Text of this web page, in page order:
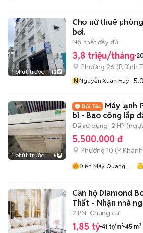
1 phút trước 12
Cho nữ thuê
bơi.
Nội thất đầy đủ
3,8 triệu/tháng
Phường 26 (P. Bình
NNguyễn Xuân Huy 5.0
1 phút trước 5
Máy lạnh
bỉ - Bao công lắp
Đã sử dụng 2 HP
5.500.000 đ
Phường 10 (P.
Điện Máy Quang
Căn hộ Diamond
Thất - Nhận nhà
2 PN Chung cư
1,85 tỷ 41 tr/m² 45 m²